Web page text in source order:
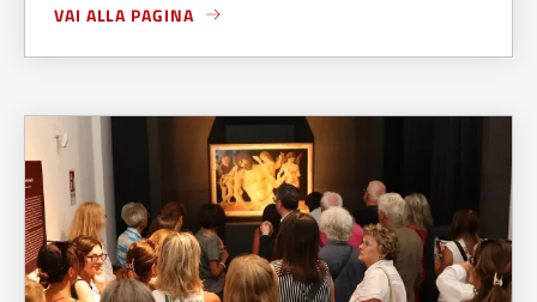
VAI ALLA PAGINA
A PROPOSITO DICERIMONIA DEI TRAGUARDI 2026